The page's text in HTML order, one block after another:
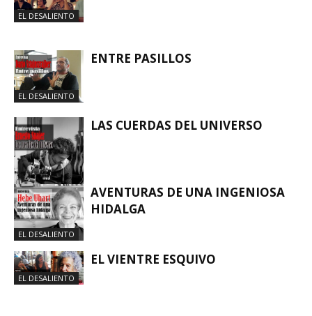
EL DESALIENTO
EL DESALIENTO
ENTRE PASILLOS
EL DESALIENTO
LAS CUERDAS DEL UNIVERSO
EL DESALIENTO
AVENTURAS DE UNA INGENIOSA
HIDALGA
EL DESALIENTO
EL VIENTRE ESQUIVO